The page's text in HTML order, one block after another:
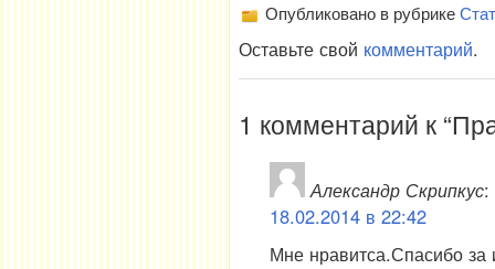
Опубликовано в рубрике
Оставьте свой комментарий.
1 комментарий к
Александр Скрипкус:
18.02.2014 в 22:42
Мне нравитса.Спасибо